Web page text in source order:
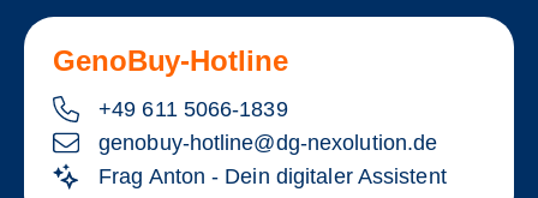
GenoBuy-Hotline
+49 611 5066-1839
genobuy-hotline@dg-nexolution.de
Frag Anton - Dein digitaler Assistent